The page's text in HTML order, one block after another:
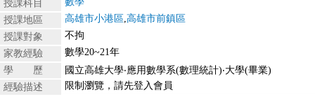
授課科目
授課地區
高雄市小港區 高雄市前鎮區
授課對象
不拘
家教經驗
數學20~21年
學 歷
國立高雄大學‧應用數學系(數理統計)‧大學(畢業)
經驗描述
限制瀏覽，請先登入會員